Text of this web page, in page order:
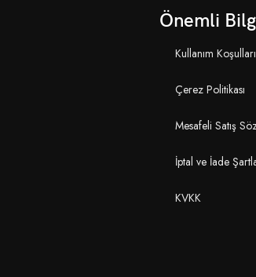
Önemli
Kullanım Koşulları
Çerez Politikası
Mesafeli Satış
İptal ve İade
KVKK